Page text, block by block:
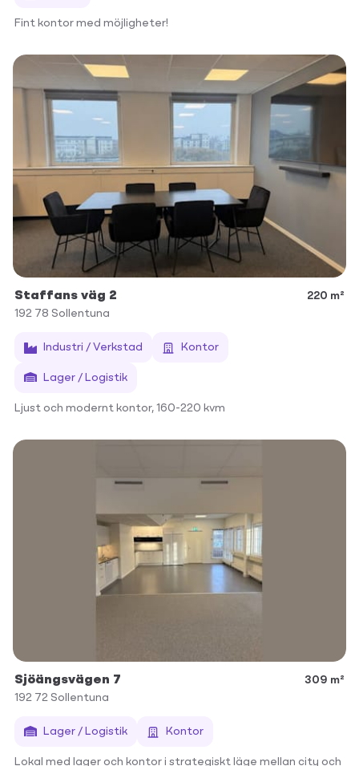
Fint kontor med möjligheter!
Staffans väg 2
220 m²
192 78 Sollentuna
Industri / Verkstad Kontor
Lager / Logistik
Ljust och modernt kontor, 160-220 kvm
Sjöängsvägen 7
309 m²
192 72 Sollentuna
Lager / Logistik Kontor
Lokal med lager och kontor i strategiskt läge mellan city och